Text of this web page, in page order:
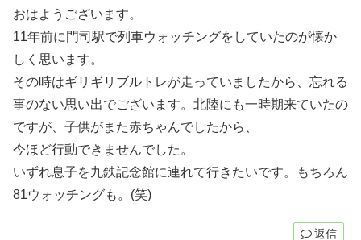
おはようございます。
11年前に門司駅で列車ウォッチングをしていたのが懐か
しく思います。
その時はギリギリブルトレが走っていましたから、忘れる
事のない思い出でございます。北陸にも一時期来ていたの
ですが、子供がまた赤ちゃんでしたから、
今ほど行動できませんでした。
いずれ息子を九鉄記念館に連れて行きたいです。もちろん
81ウォッチングも。(笑)
返信